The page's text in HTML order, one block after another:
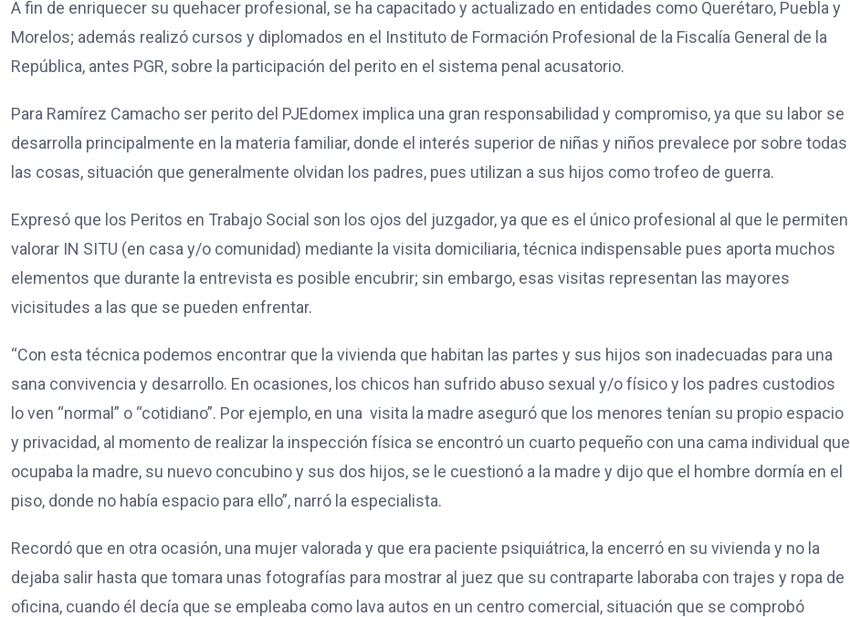
A fin de enriquecer su quehacer profesional, se ha capacitado y actualizado en entidades como Querétaro, Puebla y
Morelos; además realizó cursos y diplomados en el Instituto de Formación Profesional de la Fiscalía General de la
República, antes PGR, sobre la participación del perito en el sistema penal acusatorio.
Para Ramírez Camacho ser perito del PJEdomex implica una gran responsabilidad y compromiso, ya que su labor se
desarrolla principalmente en la materia familiar, donde el interés superior de niñas y niños prevalece por sobre todas
las cosas, situación que generalmente olvidan los padres, pues utilizan a sus hijos como trofeo de guerra.
Expresó que los Peritos en Trabajo Social son los ojos del juzgador, ya que es el único profesional al que le permiten
valorar IN SITU (en casa y/o comunidad) mediante la visita domiciliaria, técnica indispensable pues aporta muchos
elementos que durante la entrevista es posible encubrir; sin embargo, esas visitas representan las mayores
vicisitudes a las que se pueden enfrentar.
“Con esta técnica podemos encontrar que la vivienda que habitan las partes y sus hijos son inadecuadas para una
sana convivencia y desarrollo. En ocasiones, los chicos han sufrido abuso sexual y/o físico y los padres custodios
lo ven “normal” o “cotidiano”. Por ejemplo, en una visita la madre aseguró que los menores tenían su propio espacio
y privacidad, al momento de realizar la inspección física se encontró un cuarto pequeño con una cama individual que
ocupaba la madre, su nuevo concubino y sus dos hijos, se le cuestionó a la madre y dijo que el hombre dormía en el
piso, donde no había espacio para ello”, narró la especialista.
Recordó que en otra ocasión, una mujer valorada y que era paciente psiquiátrica, la encerró en su vivienda y no la
dejaba salir hasta que tomara unas fotografías para mostrar al juez que su contraparte laboraba con trajes y ropa de
oficina, cuando él decía que se empleaba como lava autos en un centro comercial, situación que se comprobó